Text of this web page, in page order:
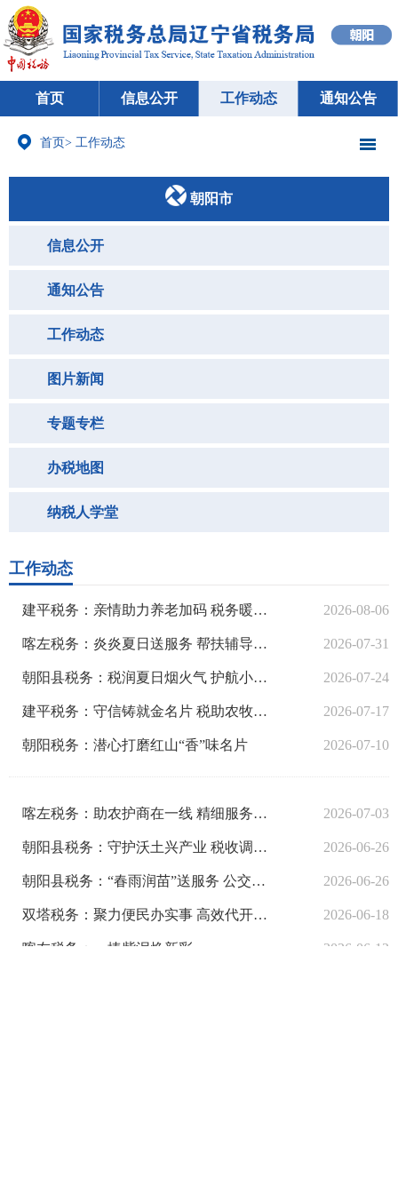
首页 信息公开 工作动态 通知公告
首页> 工作动态
朝阳市
信息公开
通知公告
工作动态
图片新闻
专题专栏
办税地图
纳税人学堂
微博微信
工作动态
2026-08-06
建平税务：亲情助力养老加码 税务暖心护航民生
2026-07-31
喀左税务：炎炎夏日送服务 帮扶辅导促销售
2026-07-24
朝阳县税务：税润夏日烟火气 护航小店“清凉生意”
2026-07-17
建平税务：守信铸就金名片 税助农牧启新程
2026-07-10
朝阳税务：潜心打磨红山“香”味名片
2026-07-03
喀左税务：助农护商在一线 精细服务润民生
2026-06-26
朝阳县税务：守护沃土兴产业 税收调节促振兴
2026-06-26
朝阳县税务：“春雨润苗”送服务 公交跑出“加速度”
2026-06-18
双塔税务：聚力便民办实事 高效代开发票暖人心
2026-06-12
喀左税务：一捧紫泥焕新彩